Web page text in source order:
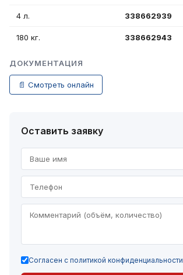
4 л. 338662939
180 кг. 338662943
ДОКУМЕНТАЦИЯ
📄 Смотреть онлайн
Оставить заявку
Согласен с политикой конфиденциальности